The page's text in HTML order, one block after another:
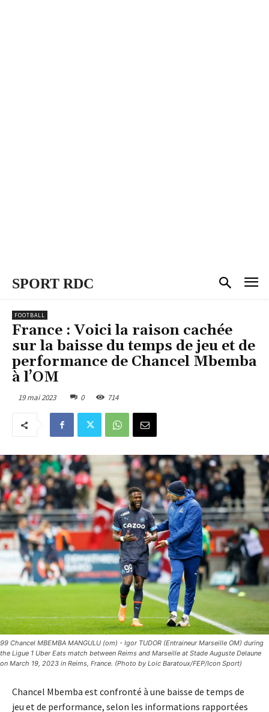
SPORT RDC
FOOTBALL
France : Voici la raison cachée
sur la baisse du temps de jeu et de
performance de Chancel Mbemba
à l’OM
19 mai 2023 0 714
99 Chancel MBEMBA MANGULU (om) - Igor TUDOR (Entraineur Marseille OM) during
the Ligue 1 Uber Eats match between Reims and Marseille at Stade Auguste Delaune
on March 19, 2023 in Reims, France. (Photo by Loic Baratoux/FEP/Icon Sport)
Chancel Mbemba est confronté à une baisse de temps de
jeu et de performance, selon les informations rapportées